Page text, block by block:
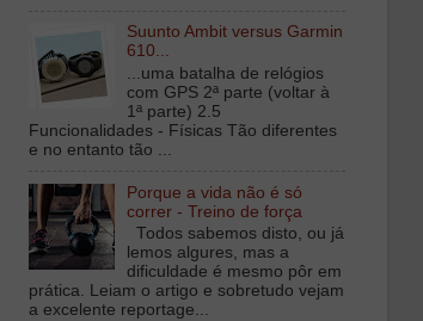
Suunto Ambit versus Garmin
610...
...uma batalha de relógios
com GPS 2ª parte (voltar à
1ª parte) 2.5
Funcionalidades - Físicas Tão diferentes
e no entanto tão ...
Porque a vida não é só
correr - Treino de força
Todos sabemos disto, ou já
lemos algures, mas a
dificuldade é mesmo pôr em
prática. Leiam o artigo e sobretudo vejam
a excelente reportage...